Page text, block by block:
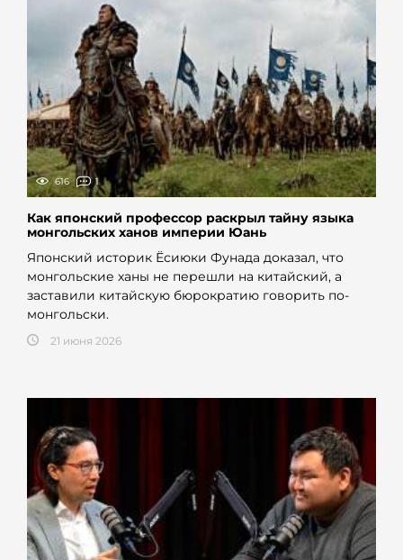
616 1
Как японский профессор раскрыл тайну языка
монгольских ханов империи Юань
Японский историк Ёсиюки Фунада доказал, что
монгольские ханы не перешли на китайский, а
заставили китайскую бюрократию говорить по-
монгольски.
21 июня 2026